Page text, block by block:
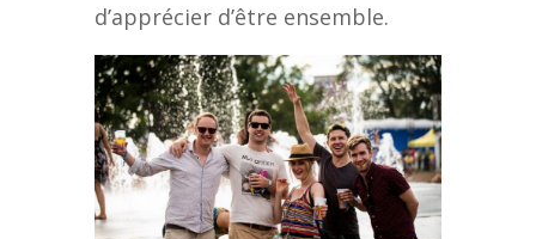
d’apprécier d’être ensemble.